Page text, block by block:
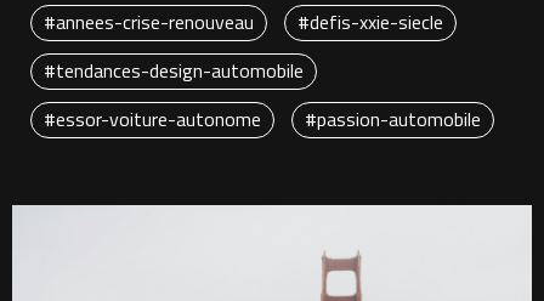
#annees-crise-renouveau
#defis-xxie-siecle
#tendances-design-automobile
#essor-voiture-autonome
#passion-automobile